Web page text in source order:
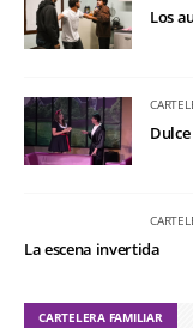
Los
La escena invertida
CARTELERA FAMILIAR